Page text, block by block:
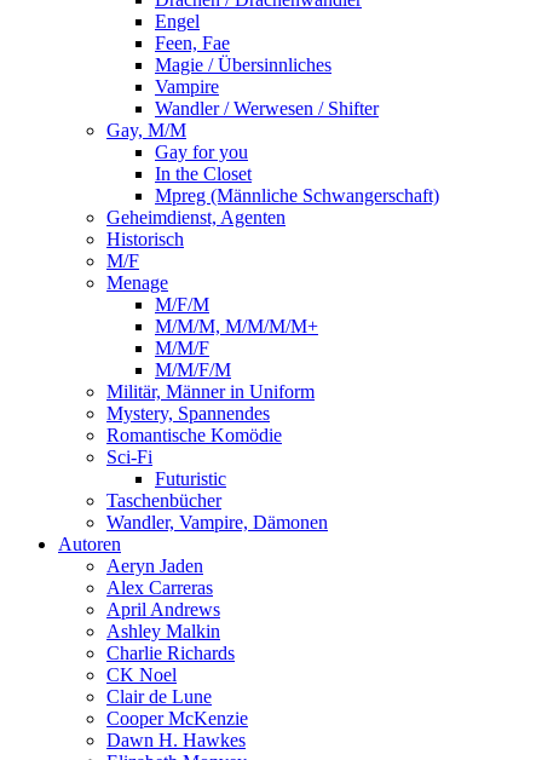
Engel
Feen, Fae
Magie / Übersinnliches
Vampire
Wandler / Werwesen / Shifter
Gay, M/M
Gay for you
In the Closet
Mpreg (Männliche Schwangerschaft)
Geheimdienst, Agenten
Historisch
M/F
Menage
M/F/M
M/M/M, M/M/M/M+
M/M/F
M/M/F/M
Militär, Männer in Uniform
Mystery, Spannendes
Romantische Komödie
Sci-Fi
Futuristic
Taschenbücher
Wandler, Vampire, Dämonen
Autoren
Aeryn Jaden
Alex Carreras
April Andrews
Ashley Malkin
Charlie Richards
CK Noel
Clair de Lune
Cooper McKenzie
Dawn H. Hawkes